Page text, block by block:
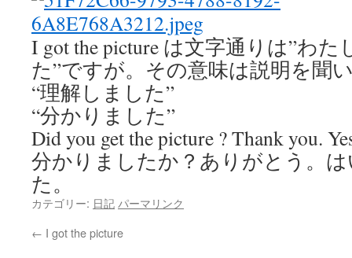
I got the picture は文字通りは”わ
た”ですが。その意味は説明を聞
“理解しました”
“分かりました”
Did you get the picture ? Thank you.
分かりましたか？ありがとう。
た。
カテゴリー: 日記 パーマリンク
← I got the picture